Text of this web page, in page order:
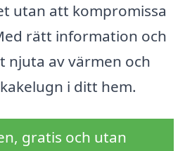
utan att kompromissa
rätt information och
njuta av värmen och
i ditt hem.
gratis och utan